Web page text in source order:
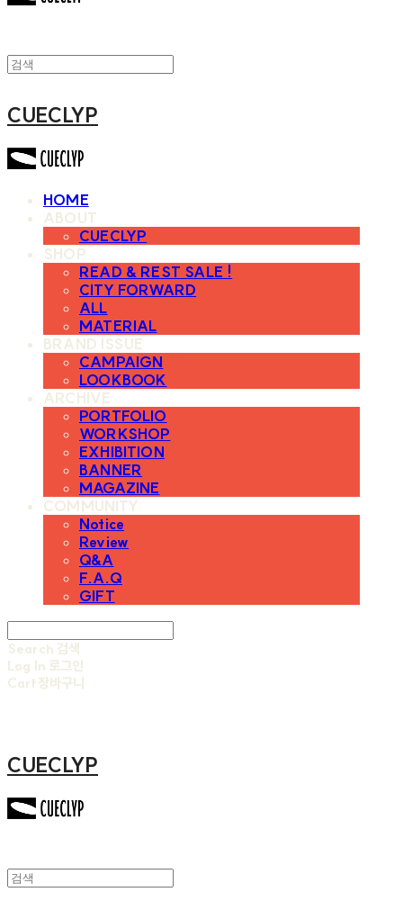
CUECLYP
HOME
ABOUT
CUECLYP
SHOP
READ & REST SALE !
CITY FORWARD
ALL
MATERIAL
BRAND ISSUE
CAMPAIGN
LOOKBOOK
ARCHIVE
PORTFOLIO
WORKSHOP
EXHIBITION
BANNER
MAGAZINE
COMMUNITY
Notice
Review
Q&A
F.A.Q
GIFT
Search 검색
Log In 로그인
Cart장바구니
CUECLYP